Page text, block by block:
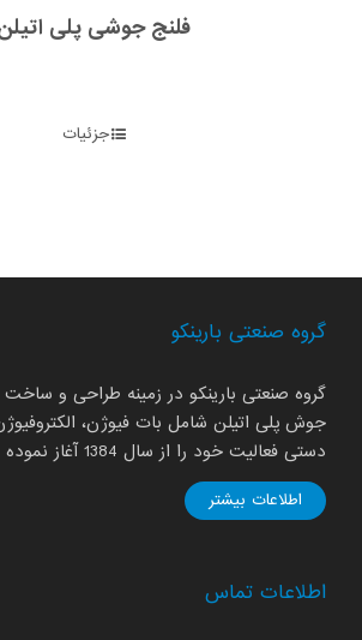
فلنج جوشی پلی
جزئیات
گروه صنعتی بارینکو
گروه صنعتی بارینکو در زمینه طراحی و ساخت
جوش پلی اتیلن شامل بات فیوژن،
دستی فعالیت خود را از سال 1384 آغاز نموده است.
اطلاعات بیشتر
اطلاعات تماس